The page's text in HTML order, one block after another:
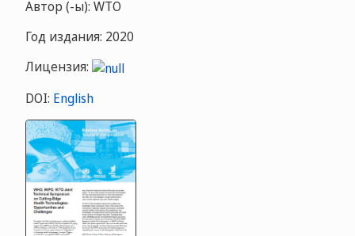
Автор (-ы): WTO
Год издания: 2020
Лицензия:
DOI: English